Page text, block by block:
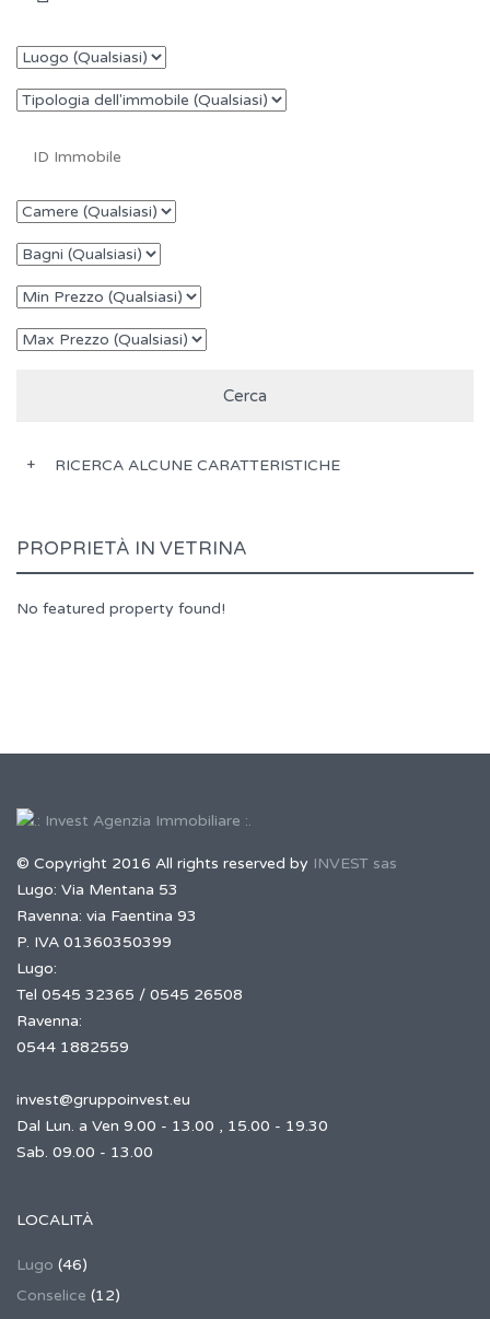
RICERCA ALCUNE CARATTERISTICHE
PROPRIETÀ IN VETRINA
No featured property found!
© Copyright 2016 All rights reserved by INVEST sas
Lugo: Via Mentana 53
Ravenna: via Faentina 93
P. IVA 01360350399
Lugo:
Tel 0545 32365 / 0545 26508
Ravenna:
0544 1882559
invest@gruppoinvest.eu
Dal Lun. a Ven 9.00 - 13.00 , 15.00 - 19.30
Sab. 09.00 - 13.00
LOCALITÀ
Lugo (46)
Conselice (12)